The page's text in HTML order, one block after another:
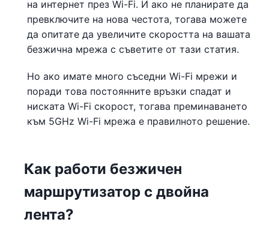
на интернет през Wi-Fi. И ако не планирате да
превключите на нова честота, тогава можете
да опитате да увеличите скоростта на вашата
безжична мрежа с съветите от тази статия.
Но ако имате много съседни Wi-Fi мрежи и
поради това постоянните връзки спадат и
ниската Wi-Fi скорост, тогава преминаването
към 5GHz Wi-Fi мрежа е правилното решение.
Как работи безжичен
маршрутизатор с двойна
лента?